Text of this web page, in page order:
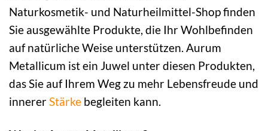
Naturkosmetik- und Naturheilmittel-Shop finden
Sie ausgewählte Produkte, die Ihr Wohlbefinden
auf natürliche Weise unterstützen. Aurum
Metallicum ist ein Juwel unter diesen Produkten,
das Sie auf Ihrem Weg zu mehr Lebensfreude und
innererStärke begleiten kann.